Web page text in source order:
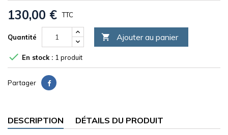
130,00 € TTC
Quantité  Ajouter au panier
 En stock : 1 produit
Partager
DESCRIPTION DÉTAILS DU PRODUIT